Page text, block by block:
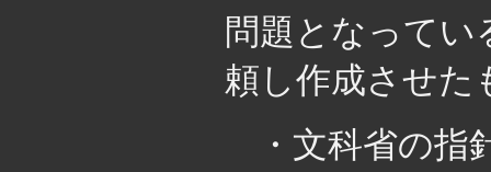
問題となってい
頼し作成させた
・文科省の